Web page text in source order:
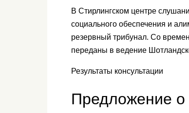
В Стирлингском центре
социального обеспечения и
резервный трибунал. Со
переданы в ведение
Результаты консультации
Предложение